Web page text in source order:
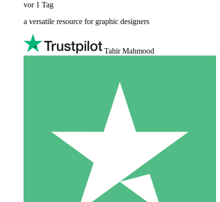
vor 1 Tag
a versatile resource for graphic designers
Tahir Mahmood